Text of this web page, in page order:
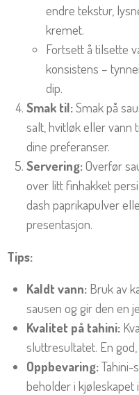
endre tekstur,
kremet.
Fortsett å tilsette
konsistens –
dip.
Smak til:Smak på
salt, hvitløk eller vann
dine preferanser.
Servering:Overfør
over litt finhakket
dash paprikapulver
presentasjon.
Tips:
Kaldt vann: Bruk av
sausen og gir den en
Kvalitet på tahini:
sluttresultatet. En
Oppbevaring:Tahini-
beholder i kjøleskapet